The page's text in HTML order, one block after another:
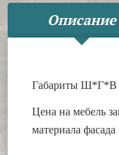
Описание
Габариты Ш*Г*В
Цена на мебель
материала фасада